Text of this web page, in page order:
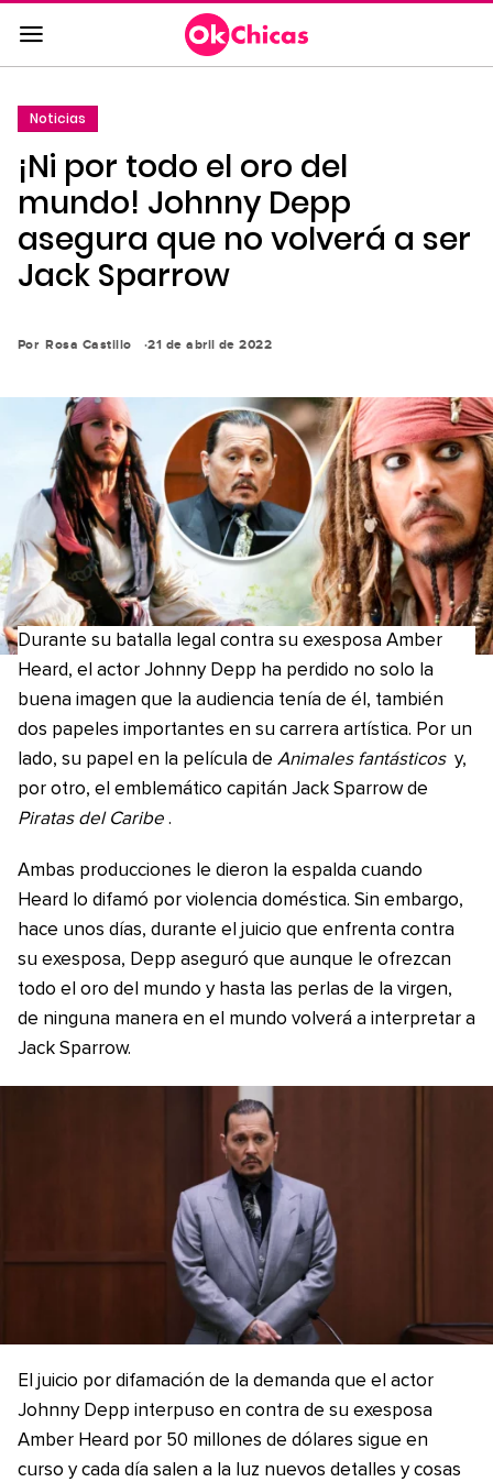
Saltar
al
contenido
a
la
navegación
principal
Noticias
¡Ni por todo el oro del
mundo! Johnny Depp
asegura que no volverá a ser
Jack Sparrow
Por Rosa Castillo 21 de abril de 2022
Durante su batalla legal contra su exesposa Amber
Heard, el actor Johnny Depp ha perdido no solo la
buena imagen que la audiencia tenía de él, también
dos papeles importantes en su carrera artística. Por un
lado, su papel en la película de Animales fantásticos y,
por otro, el emblemático capitán Jack Sparrow de
Piratas del Caribe .
Ambas producciones le dieron la espalda cuando
Heard lo difamó por violencia doméstica. Sin embargo,
hace unos días, durante el juicio que enfrenta contra
su exesposa, Depp aseguró que aunque le ofrezcan
todo el oro del mundo y hasta las perlas de la virgen,
de ninguna manera en el mundo volverá a interpretar a
Jack Sparrow.
El juicio por difamación de la demanda que el actor
Johnny Depp interpuso en contra de su exesposa
Amber Heard por 50 millones de dólares sigue en
curso y cada día salen a la luz nuevos detalles y cosas